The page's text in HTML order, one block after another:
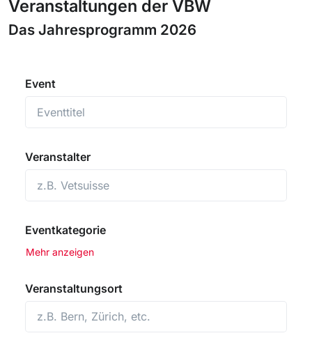
Veranstaltungen der VBW
Das Jahresprogramm 2026
Event
Veranstalter
Eventkategorie
Vereinigung Berner Wirtschaftswissenschafter (VBW)
Mehr anzeigen
Veranstaltungsort